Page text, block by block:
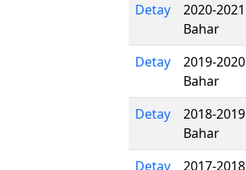
Detay
2020-2021
Bahar
Detay
2019-2020
Bahar
Detay
2018-2019
Bahar
Detay
2017-2018